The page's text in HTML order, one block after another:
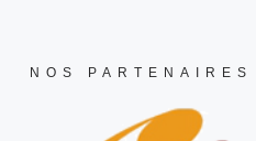
NOS PARTENAIRES